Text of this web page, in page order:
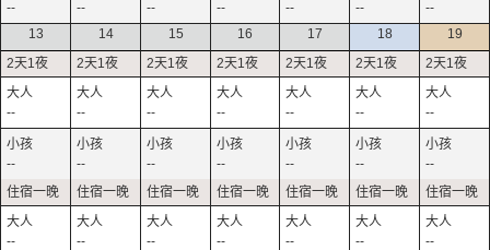
-- -- -- -- -- --
--
13
--
--
--
14
--
--
--
15
--
--
--
16
--
--
--
17
--
--
--
18
--
--
--
19
--
--
--